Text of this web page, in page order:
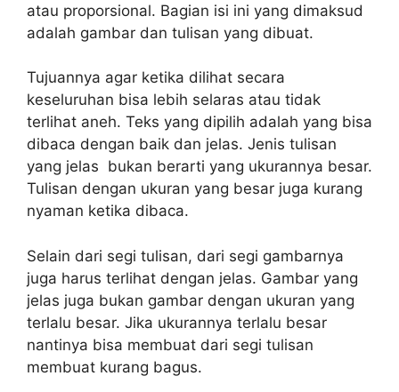
atau proporsional. Bagian isi ini yang dimaksud
adalah gambar dan tulisan yang dibuat.
Tujuannya agar ketika dilihat secara
keseluruhan bisa lebih selaras atau tidak
terlihat aneh. Teks yang dipilih adalah yang bisa
dibaca dengan baik dan jelas. Jenis tulisan
yang jelas bukan berarti yang ukurannya besar.
Tulisan dengan ukuran yang besar juga kurang
nyaman ketika dibaca.
Selain dari segi tulisan, dari segi gambarnya
juga harus terlihat dengan jelas. Gambar yang
jelas juga bukan gambar dengan ukuran yang
terlalu besar. Jika ukurannya terlalu besar
nantinya bisa membuat dari segi tulisan
membuat kurang bagus.